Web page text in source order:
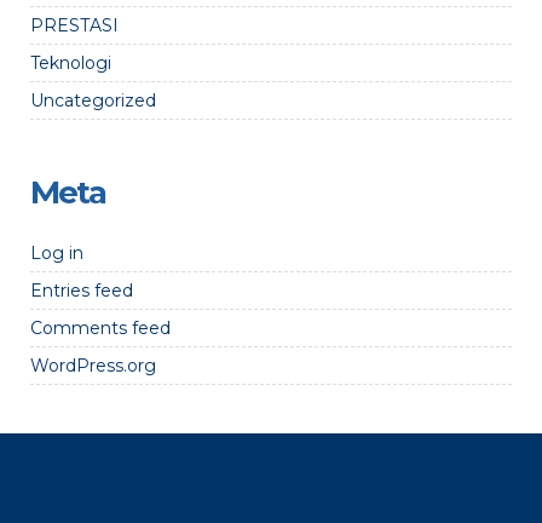
PRESTASI
Teknologi
Uncategorized
Meta
Log in
Entries feed
Comments feed
WordPress.org